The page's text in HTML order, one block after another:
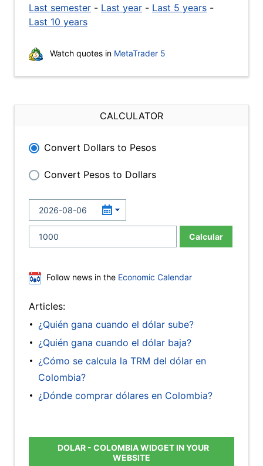
Last semester - Last year - Last 5 years -
Last 10 years
Watch quotes in MetaTrader 5
CALCULATOR
Convert Dollars to Pesos
Convert Pesos to Dollars
Calcular
Follow news in the Economic Calendar
Articles:
¿Quién gana cuando el dólar sube?
¿Quién gana cuando el dólar baja?
¿Cómo se calcula la TRM del dólar en
Colombia?
¿Dónde comprar dólares en Colombia?
DOLAR - COLOMBIA WIDGET IN YOUR
WEBSITE